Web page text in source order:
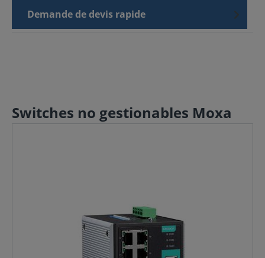
Demande de devis rapide
Switches no gestionables Moxa